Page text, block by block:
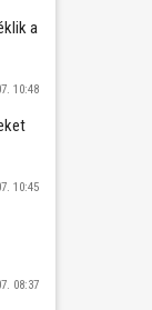
a
10:48
10:45
08:37